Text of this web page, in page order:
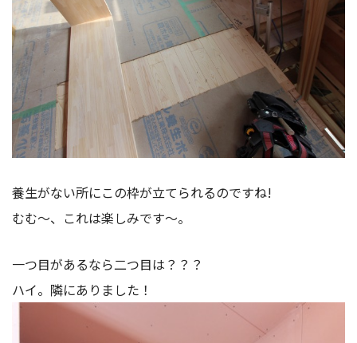
養生がない所にこの枠が立てられるのですね!
むむ～、これは楽しみです～。
一つ目があるなら二つ目は？？？
ハイ。隣にありました！